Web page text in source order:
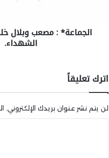
الجماعة* : مصعب وبلال
الشهداء.
اترك تعليقاً
لن يتم نشر عنوان بريدك الإلكتروني.